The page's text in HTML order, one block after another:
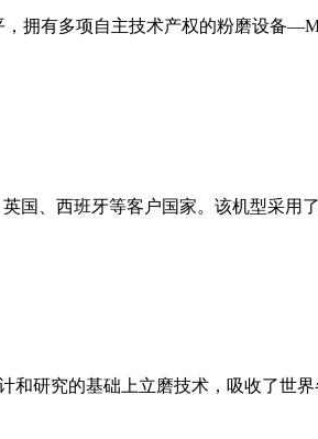
拥有多项自主技术产权的粉磨设备
国、西班牙等客户国家。该机型采
和研究的基础上立磨技术，吸收了世